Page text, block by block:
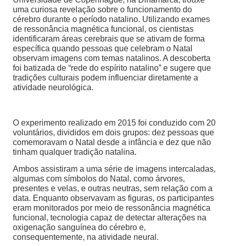
uma curiosa revelação sobre o funcionamento do
cérebro durante o período natalino. Utilizando exames
de ressonância magnética funcional, os cientistas
identificaram áreas cerebrais que se ativam de forma
específica quando pessoas que celebram o Natal
observam imagens com temas natalinos. A descoberta
foi batizada de “rede do espírito natalino” e sugere que
tradições culturais podem influenciar diretamente a
atividade neurológica.
O experimento realizado em 2015 foi conduzido com 20
voluntários, divididos em dois grupos: dez pessoas que
comemoravam o Natal desde a infância e dez que não
tinham qualquer tradição natalina.
Ambos assistiram a uma série de imagens intercaladas,
algumas com símbolos do Natal, como árvores,
presentes e velas, e outras neutras, sem relação com a
data. Enquanto observavam as figuras, os participantes
eram monitorados por meio de ressonância magnética
funcional, tecnologia capaz de detectar alterações na
oxigenação sanguínea do cérebro e,
consequentemente, na atividade neural.